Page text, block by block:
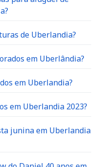
de Uberlandia?
em Uberlândia?
em Uberlandia?
em Uberlandia 2023?
junina em Uberlandia
do Daniel 40 anos em